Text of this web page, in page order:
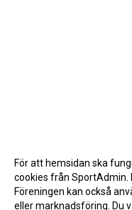
För att hemsidan ska
cookies från SportAdmin.
Föreningen kan också
eller marknadsföring. Du